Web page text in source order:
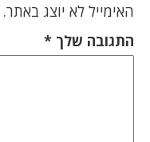
האימייל לא יוצג באתר.
התגובה שלך *